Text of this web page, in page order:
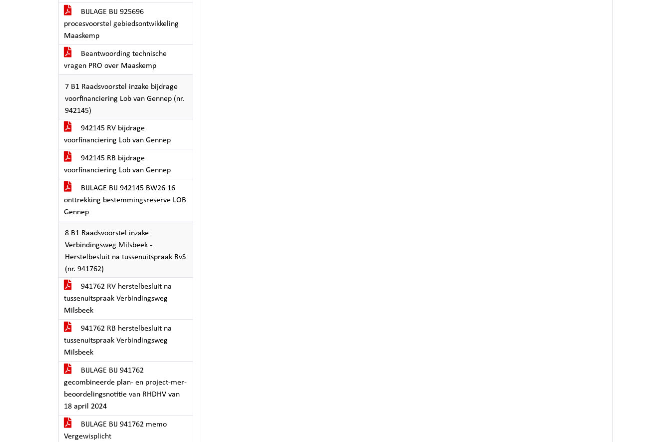
BIJLAGE BIJ 925696
procesvoorstel gebiedsontwikkeling
Maaskemp
Beantwoording technische
vragen PRO over Maaskemp
7 B1 Raadsvoorstel inzake bijdrage
voorfinanciering Lob van Gennep (nr.
942145)
942145 RV bijdrage
voorfinanciering Lob van Gennep
942145 RB bijdrage
voorfinanciering Lob van Gennep
BIJLAGE BIJ 942145 BW26 16
onttrekking bestemmingsreserve LOB
Gennep
8 B1 Raadsvoorstel inzake
Verbindingsweg Milsbeek -
Herstelbesluit na tussenuitspraak RvS
(nr. 941762)
941762 RV herstelbesluit na
tussenuitspraak Verbindingsweg
Milsbeek
941762 RB herstelbesluit na
tussenuitspraak Verbindingsweg
Milsbeek
BIJLAGE BIJ 941762
gecombineerde plan- en project-mer-
beoordelingsnotitie van RHDHV van
18 april 2024
BIJLAGE BIJ 941762 memo
Vergewisplicht